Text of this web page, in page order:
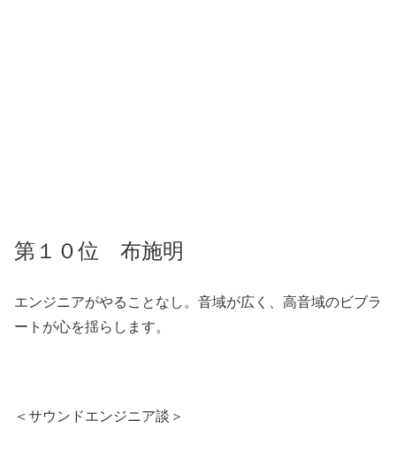
第１０位 布施明
エンジニアがやることなし。音域が広く、高音域のビブラ
ートが心を揺らします。
＜サウンドエンジニア談＞